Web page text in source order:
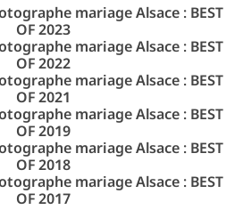
mariage Alsace : BEST
OF 2023
mariage Alsace : BEST
OF 2022
mariage Alsace : BEST
OF 2021
mariage Alsace : BEST
OF 2019
mariage Alsace : BEST
OF 2018
mariage Alsace : BEST
OF 2017